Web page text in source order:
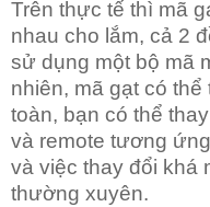
Trên thực tế thì mã
nhau cho lắm, cả 2
sử dụng một bộ mã
nhiên, mã gạt có
toàn, bạn có thể
và remote tương
và việc thay đổi khá
thường xuyên.